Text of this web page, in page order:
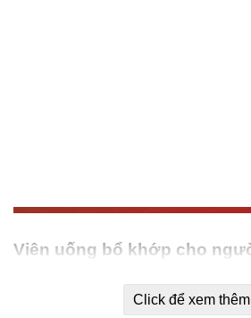
Viên uống bổ khớp cho
Click để xem thêm